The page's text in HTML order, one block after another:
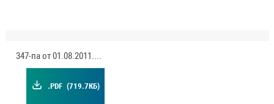
347-па от 01.08.2011.pdf
.PDF (719.7КБ)